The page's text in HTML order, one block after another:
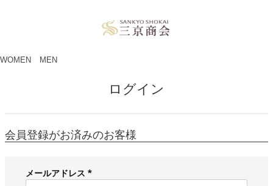
WOMEN MEN
ログイン
会員登録がお済みのお客様
メールアドレス